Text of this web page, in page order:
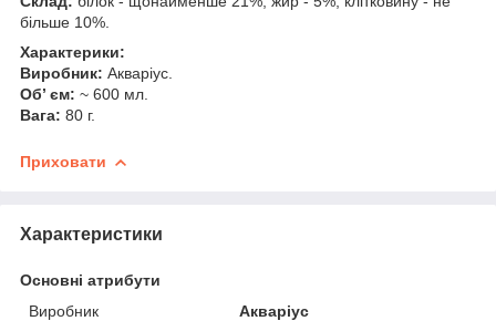
більше 10%.
Характерики:
Виробник: Акваріус.
Об’ єм: ~ 600 мл.
Вага: 80 г.
Приховати
Характеристики
Основні атрибути
Виробник
Акваріус